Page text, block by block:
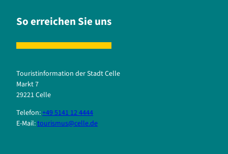
So erreichen Sie uns
Touristinformation der Stadt Celle
Markt 7
29221 Celle
Telefon:+49 5141 12 4444
E-Mail:tourismus@celle.de